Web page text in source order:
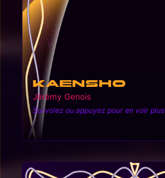
Kaensho
Jérémy Genois
Survolez ou appuyez pour en voir plus